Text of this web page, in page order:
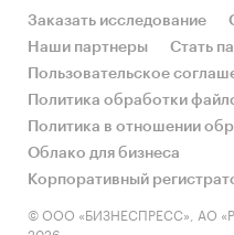
Заказать исследование
Наши партнеры
Стать
Пользовательское
Политика обработки
Политика в отношении
Облако для бизнеса
Корпоративный
© ООО «БИЗНЕСПРЕСС», АО